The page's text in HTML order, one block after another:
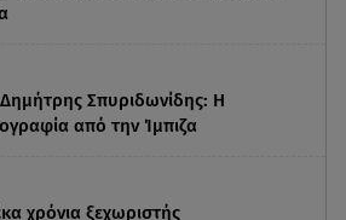
Σπυριδωνίδης: Η
από την Ίμπιζα
χρόνια ξεχωριστής